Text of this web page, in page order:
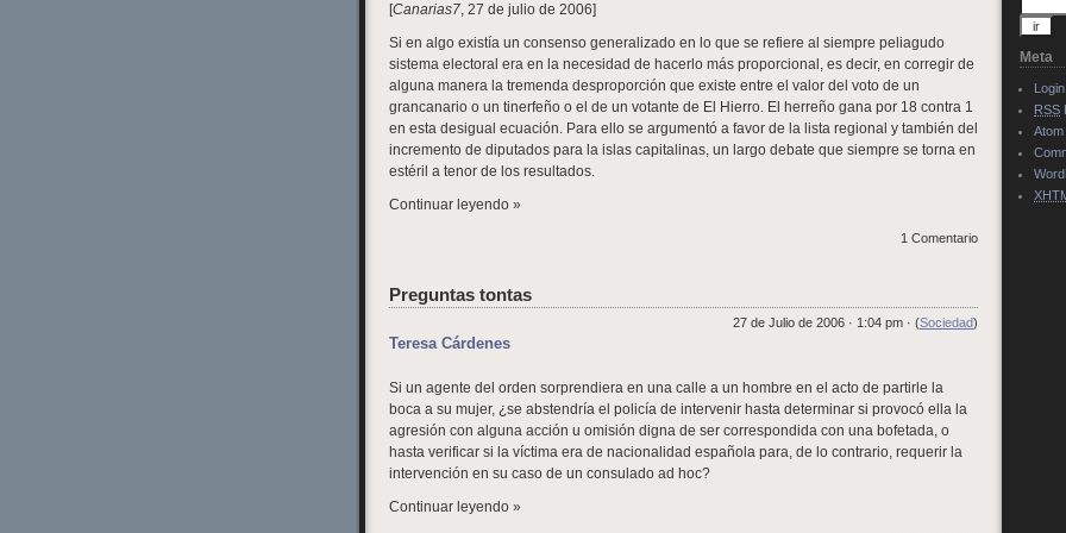
[Canarias7, 27 de julio de 2006]
Si en algo existía un consenso generalizado en lo que se refiere al siempre peliagudo
sistema electoral era en la necesidad de hacerlo más proporcional, es decir, en corregir de
alguna manera la tremenda desproporción que existe entre el valor del voto de un
grancanario o un tinerfeño o el de un votante de El Hierro. El herreño gana por 18 contra 1
en esta desigual ecuación. Para ello se argumentó a favor de la lista regional y también del
incremento de diputados para la islas capitalinas, un largo debate que siempre se torna en
estéril a tenor de los resultados.
Continuar leyendo »
1 Comentario
Preguntas tontas
27 de Julio de 2006 · 1:04 pm · (Sociedad)
Teresa Cárdenes
Si un agente del orden sorprendiera en una calle a un hombre en el acto de partirle la
boca a su mujer, ¿se abstendría el policía de intervenir hasta determinar si provocó ella la
agresión con alguna acción u omisión digna de ser correspondida con una bofetada, o
hasta verificar si la víctima era de nacionalidad española para, de lo contrario, requerir la
intervención en su caso de un consulado ad hoc?
Continuar leyendo »
Meta
Login
RSS
Atom